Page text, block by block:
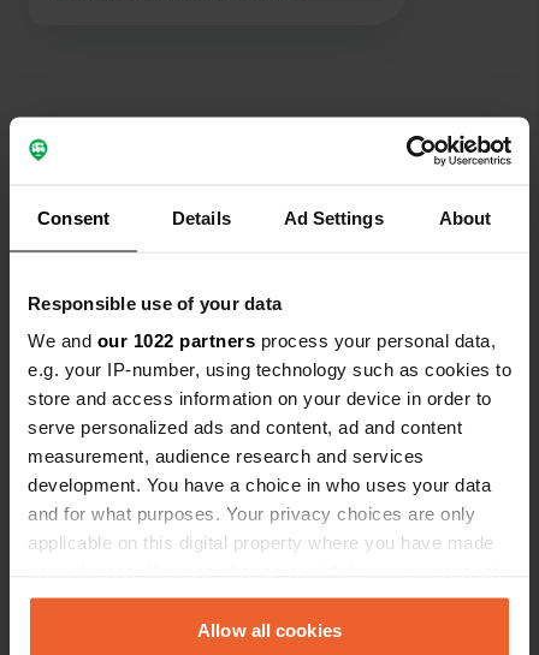
Consent Details Ad Settings About
Responsible use of your data
We and our 1022 partners process your personal data,
e.g. your IP-number, using technology such as cookies to
store and access information on your device in order to
serve personalized ads and content, ad and content
measurement, audience research and services
development. You have a choice in who uses your data
and for what purposes. Your privacy choices are only
applicable on this digital property where you have made
any time from the Cookie Declaration or by clicking on
the Privacy trigger icon.Allow all cookies
Contact
33050, Bicinicco / Bicinins, Italie
Coordonnées
45° 54' 51" N 13° 15' 35" E
Copie
45.914233 13.259813
Code du site
162806
Passer àPRO+